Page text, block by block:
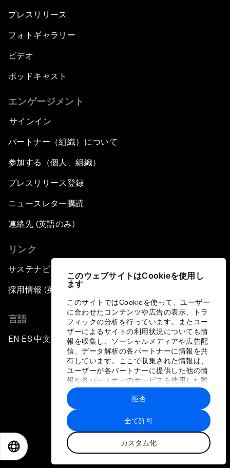
このウェブサイトはCookieを使用し
ます
このサイトではCookieを使って、ユーザー
に合わせたコンテンツや広告の表示、トラ
フィックの分析を行っています。またユー
ザーによるサイトの利用状況についても情
報を収集し、ソーシャルメディアや広告配
信、データ解析の各パートナーに情報を共
有しています。ここで収集された情報は、
ユーザーが各パートナーに提供した他の情
報や各パートナーのサービスを使用した際
に収集された情報と組み合わされ、各パー
トナーによって使用されることがありま
す。
全て許可
カスタム化
拒否
プレスリリース
フォトギャラリー
ビデオ
ポッドキャスト
エンゲージメント
サインイン
パートナー（組織）について
参加する（個人、組織）
プレスリリース登録
ニュースレター購読
連絡先 (英語のみ)
リンク
サステナビリティへの取り組み
採用情報 (英語のみ)
言語
EN ▪ES▪中文▪ 日本語
プライバシーポリシーと利用規約
サイトマップ
©
世界経済フォーラム